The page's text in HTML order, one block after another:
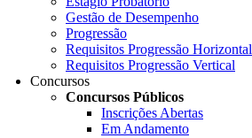
Gestão de Desempenho
Progressão
Requisitos Progressão Horizontal
Requisitos Progressão Vertical
Concursos
Concursos Públicos
Inscrições Abertas
Em Andamento